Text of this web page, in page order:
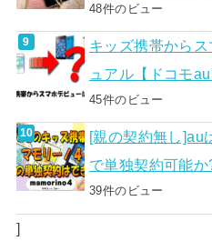
48件のビュー
キッズ携帯から
ュアル【ドコモ
45件のビュー
[親の契約無し]au
で単独契約可能か
39件のビュー
]